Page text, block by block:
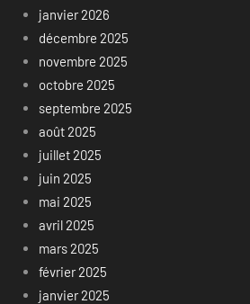
janvier 2026
décembre 2025
novembre 2025
octobre 2025
septembre 2025
août 2025
juillet 2025
juin 2025
mai 2025
avril 2025
mars 2025
février 2025
janvier 2025